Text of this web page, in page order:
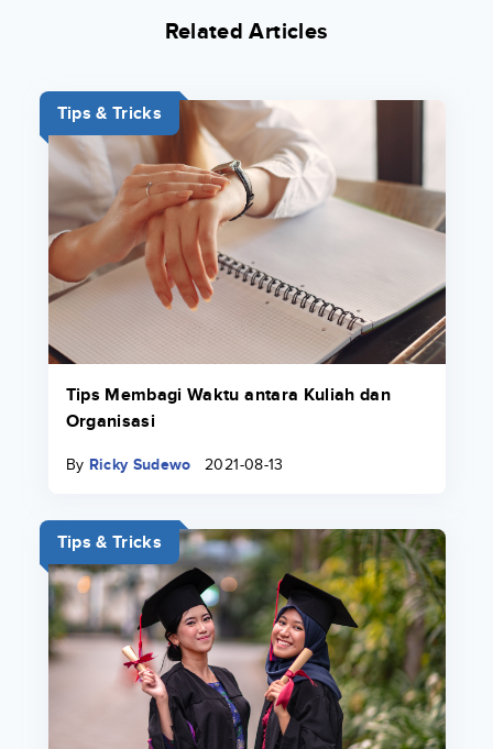
Related Articles
Tips & Tricks
Tips Membagi Waktu antara Kuliah dan
Organisasi
By Ricky Sudewo 2021-08-13
Tips & Tricks